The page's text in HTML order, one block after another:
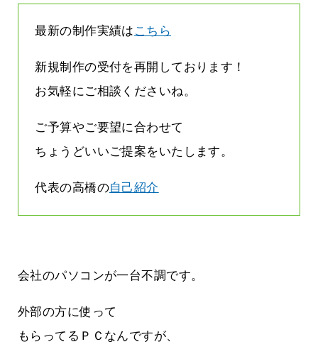
最新の制作実績は こちら
新規制作の受付を再開しております！
お気軽にご相談くださいね。
ご予算やご要望に合わせて
ちょうどいいご提案をいたします。
代表の高橋の自己紹介
会社のパソコンが一台不調です。
外部の方に使って
もらってるＰＣなんですが、